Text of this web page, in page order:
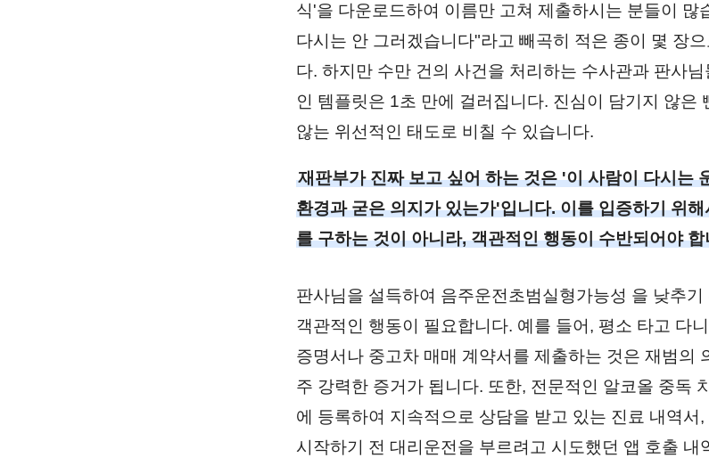
식'을 다운로드하여 이름만 고쳐 제출하시는 분들이 많
다시는 안 그러겠습니다"라고 빼곡히 적은 종이 몇 장
다. 하지만 수만 건의 사건을 처리하는 수사관과 판사
인 템플릿은 1초 만에 걸러집니다. 진심이 담기지 않은
않는 위선적인 태도로 비칠 수 있습니다.
재판부가 진짜 보고 싶어 하는 것은 '이 사람이 다시는
환경과 굳은 의지가 있는가'입니다. 이를 입증하기 위
를 구하는 것이 아니라, 객관적인 행동이 수반되어야 합
판사님을 설득하여 음주운전초범실형가능성 을 낮추
객관적인 행동이 필요합니다. 예를 들어, 평소 타고 다
증명서나 중고차 매매 계약서를 제출하는 것은 재범의
주 강력한 증거가 됩니다. 또한, 전문적인 알코올 중독
에 등록하여 지속적으로 상담을 받고 있는 진료 내역서
시작하기 전 대리운전을 부르려고 시도했던 앱 호출 내